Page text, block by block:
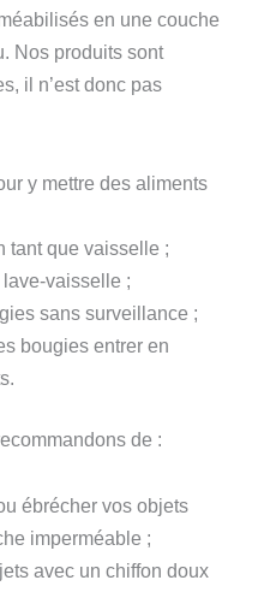
en une couche
Nos produits sont
il n’est donc pas
y mettre des aliments
tant que vaisselle ;
vaisselle ;
sans surveillance ;
bougies entrer en
de :
ébrécher vos objets
imperméable ;
avec un chiffon doux